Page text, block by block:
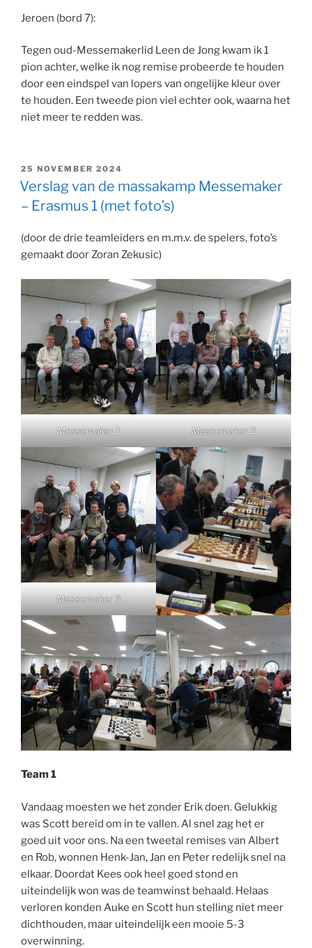
Jeroen (bord 7):
Tegen oud-Messemakerlid Leen de Jong kwam ik 1
pion achter, welke ik nog remise probeerde te houden
door een eindspel van lopers van ongelijke kleur over
te houden. Een tweede pion viel echter ook, waarna het
niet meer te redden was.
GEPLAATST
OP
25 NOVEMBER 2024
Verslag van de massakamp Messemaker
– Erasmus 1 (met foto’s)
(door de drie teamleiders en m.m.v. de spelers, foto’s
gemaakt door Zoran Zekusic)
Messemaker 1 Messemaker 2
Messemaker 3
Team 1
Vandaag moesten we het zonder Erik doen. Gelukkig
was Scott bereid om in te vallen. Al snel zag het er
goed uit voor ons. Na een tweetal remises van Albert
en Rob, wonnen Henk-Jan, Jan en Peter redelijk snel na
elkaar. Doordat Kees ook heel goed stond en
uiteindelijk won was de teamwinst behaald. Helaas
verloren konden Auke en Scott hun stelling niet meer
dichthouden, maar uiteindelijk een mooie 5-3
overwinning.